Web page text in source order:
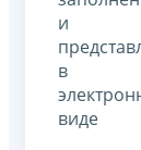
и
в
виде